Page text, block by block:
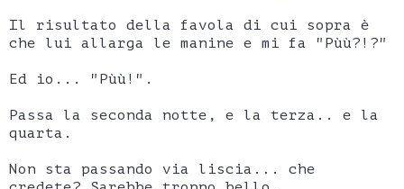
Il risultato della favola di cui sopra è
che lui allarga le manine e mi fa "Pùù?!?"
Ed io... "Pùù!".
Passa la seconda notte, e la terza.. e la
quarta.
Non sta passando via liscia... che